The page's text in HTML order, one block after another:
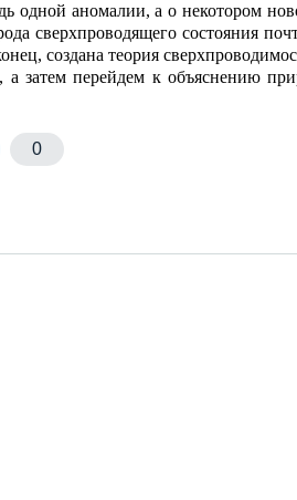
одной аномалии, а о некотором
сверхпроводящего состояния
создана теория
затем перейдем к объяснению
0